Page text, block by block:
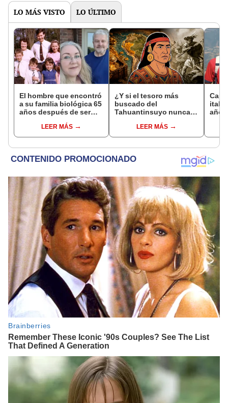
LO MÁS VISTO LO ÚLTIMO
El hombre que encontró
a su familia biológica 65
años después de ser
compasión por mi
madre, hizo lo que
LEER MÁS
¿Y si el tesoro más
buscado del
Tahuantinsuyo nunca
pensaban? Una nueva
teoría reabre el misterio
LEER MÁS